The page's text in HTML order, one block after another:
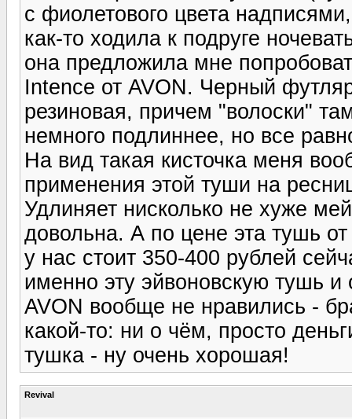
с фиолетового цвета
как-то ходила к подруге
она предложила мне
Intence от AVON. Черный
резиновая, причем "волоски"
немного подлиннее, но все
На вид такая кисточка меня
применения этой туши на
Удлиняет нисколько не хуже
довольна. А по цене эта тушь
у нас стоит 350-400 рублей
именно эту эйвоновскую тушь
AVON вообще не нравились -
какой-то: ни о чём, просто
тушка - ну очень хорошая!
Revival